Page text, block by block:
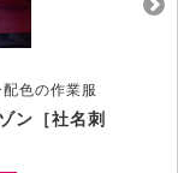
色の作業服
ン［社名刺